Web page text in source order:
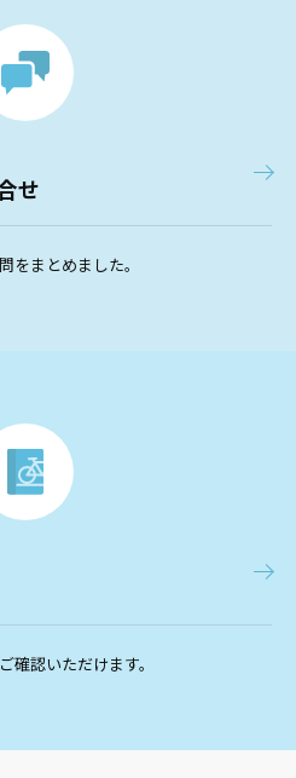
せ
をまとめました。
確認いただけます。